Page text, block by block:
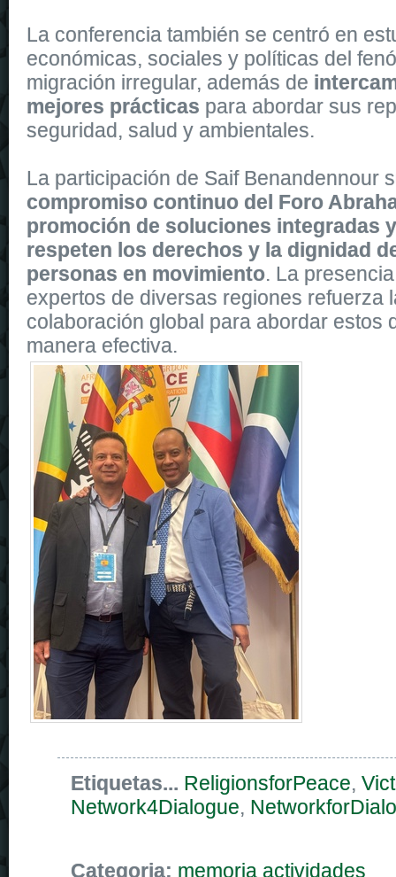
La conferencia también se centró en
económicas, sociales y políticas del
migración irregular, además de
mejores prácticas para abordar sus
seguridad, salud y ambientales.
La participación de Saif Benandennour
compromiso continuo del Foro
promoción de soluciones integradas
respeten los derechos y la dignidad
personas en movimiento. La
expertos de diversas regiones refuerza
colaboración global para abordar estos
manera efectiva.
Etiquetas... ReligionsforPeace,
Network4Dialogue,
Categoria: memoria actividades